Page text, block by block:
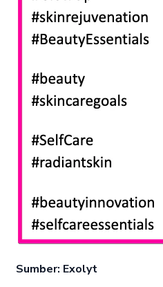
Sumber: Exolyt